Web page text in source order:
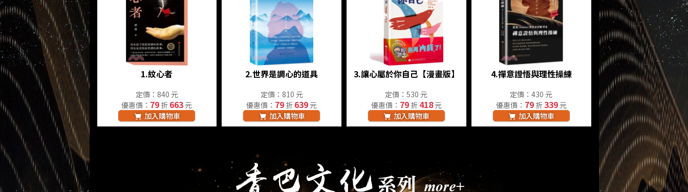
1.紋心者
定價：840 元
優惠價： 79 折 663 元
加入購物車
2.世界是調心的道具
定價：810 元
優惠價： 79 折 639 元
加入購物車
3.讓心屬於你自己【漫畫版】
定價：530 元
優惠價： 79折 418元
加入購物車
4.禪意證悟與理性操練
定價：430 元
優惠價： 79折339元
加入購物車